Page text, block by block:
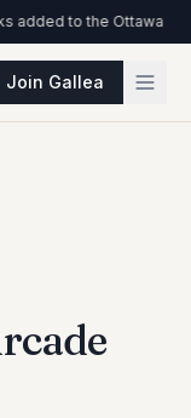
Artists collectionNew
Join Gallea